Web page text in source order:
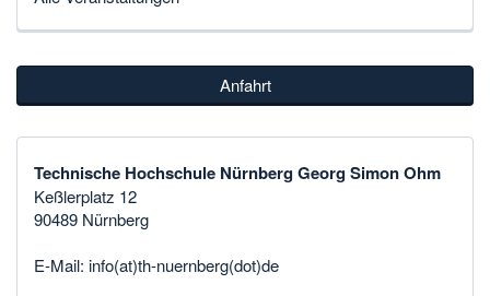
Anfahrt
Technische Hochschule Nürnberg Georg Simon Ohm
Keßlerplatz 12
90489 Nürnberg
E-Mail: info(at)th-nuernberg(dot)de